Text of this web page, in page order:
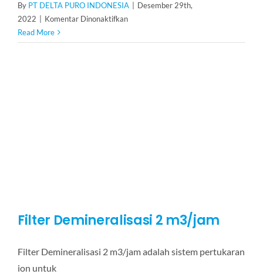
By PT DELTA PURO INDONESIA
Desember 29th,
2022
Komentar Dinonaktifkanpada
Demineralisasi
Read More
Filter Demineralisasi 2 m3/jam
Filter Demineralisasi 2 m3/jam adalah sistem pertukaran
ion untuk